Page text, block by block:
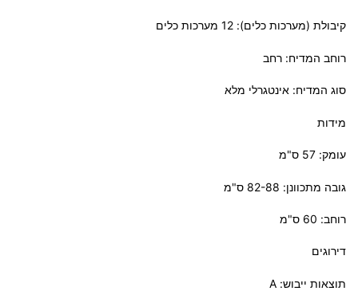
קיבולת (מערכות כלים): 12 מערכות כלים
רוחב המדיח: רחב
סוג המדיח: אינטגרלי מלא
מידות
עומק: 57 ס"מ
גובה מתכוונן: 82-88 ס"מ
רוחב: 60 ס"מ
דירוגים
תוצאות ייבוש: A